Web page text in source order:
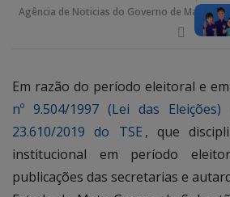
Agência de Noticias do Governo de Mato
Em razão do período eleitoral e
nº 9.504/1997 (Lei das Eleições)
23.610/2019 do TSE , que
institucional em período
publicações das secretarias e